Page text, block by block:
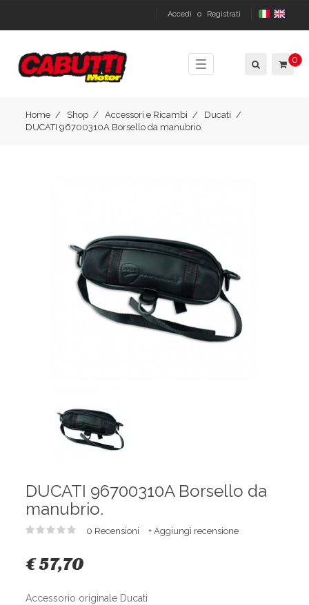
Accedi o Registrati
Toggle
navigation
0
Home Shop Accessori e Ricambi
Ducati
DUCATI 96700310A Borsello da manubrio.
DUCATI 96700310A Borsello da
manubrio.
0 Recensioni + Aggiungi recensione
€ 57,70
Accessorio originale Ducati